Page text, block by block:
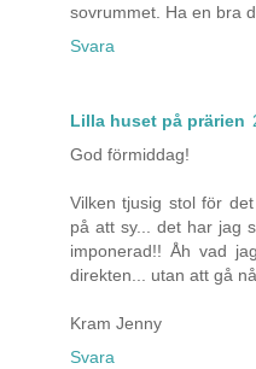
sovrummet. Ha en bra
Svara
Lilla huset på prärien
God förmiddag!
Vilken tjusig stol för
på att sy... det har jag
imponerad!! Åh vad
direkten... utan att gå
Kram Jenny
Svara